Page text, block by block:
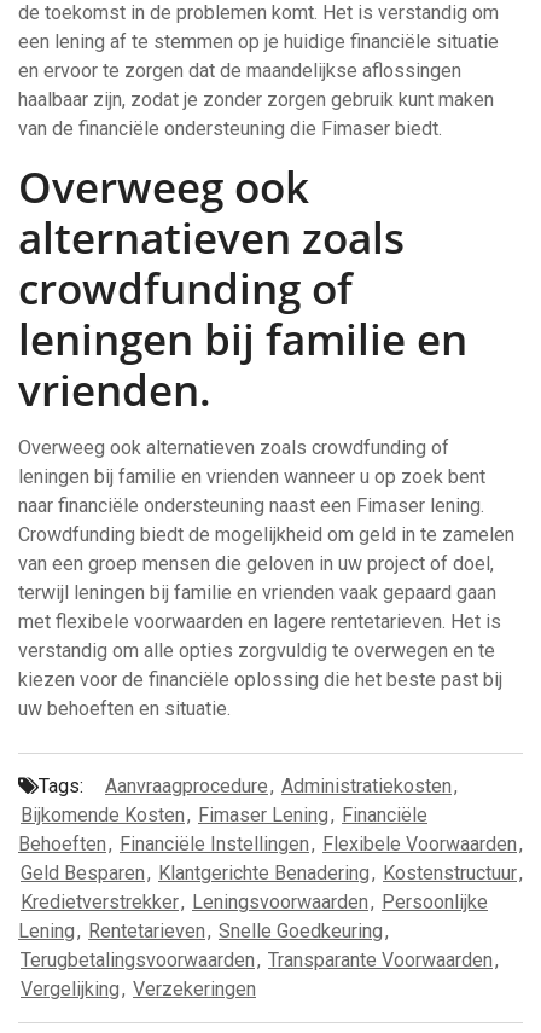
de toekomst in de problemen komt. Het is verstandig om
een lening af te stemmen op je huidige financiële situatie
en ervoor te zorgen dat de maandelijkse aflossingen
haalbaar zijn, zodat je zonder zorgen gebruik kunt maken
van de financiële ondersteuning die Fimaser biedt.
Overweeg ook
alternatieven zoals
crowdfunding of
leningen bij familie en
vrienden.
Overweeg ook alternatieven zoals crowdfunding of
leningen bij familie en vrienden wanneer u op zoek bent
naar financiële ondersteuning naast een Fimaser lening.
Crowdfunding biedt de mogelijkheid om geld in te zamelen
van een groep mensen die geloven in uw project of doel,
terwijl leningen bij familie en vrienden vaak gepaard gaan
met flexibele voorwaarden en lagere rentetarieven. Het is
verstandig om alle opties zorgvuldig te overwegen en te
kiezen voor de financiële oplossing die het beste past bij
uw behoeften en situatie.
Tags: Aanvraagprocedure, Administratiekosten,
Bijkomende Kosten, Fimaser Lening, Financiële
Behoeften, Financiële Instellingen, Flexibele Voorwaarden,
Geld Besparen, Klantgerichte Benadering, Kostenstructuur,
Kredietverstrekker, Leningsvoorwaarden, Persoonlijke
Lening, Rentetarieven, Snelle Goedkeuring,
Terugbetalingsvoorwaarden, Transparante Voorwaarden,
Vergelijking, Verzekeringen